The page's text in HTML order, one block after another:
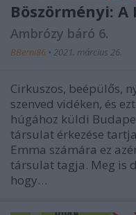
Böszörményi:
Ambrózy báró 6.
BBerni86 • 2021. március 26.
Cirkuszos, beépülős,
szenved vidéken, és
húgához küldi
társulat érkezése
Emma számára ez
társulat tagja. Meg is
hogy…